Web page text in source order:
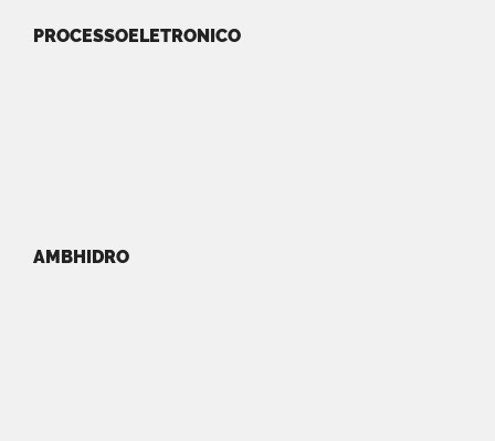
PROCESSOELETRONICO
AMBHIDRO